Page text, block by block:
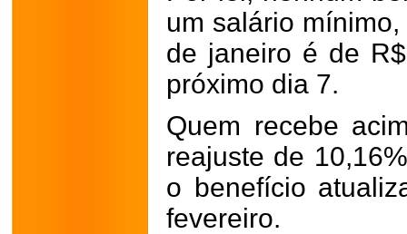
um salário
de janeiro é de
próximo dia 7.
Quem recebe
reajuste de
o benefício
fevereiro.